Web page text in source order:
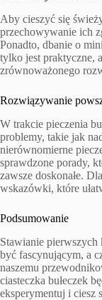
Aby cieszyć się
przechowywanie ich
Ponadto, dbanie o
tylko jest praktyczne,
zrównoważonego
Rozwiązywanie
W trakcie pieczenia
problemy, takie jak
nierównomierne
sprawdzone porady,
zawsze doskonałe.
wskazówki, które
Podsumowanie
Stawianie pierwszych
być fascynującym, a
naszemu
ciasteczka bułeczek
eksperymentuj i ciesz